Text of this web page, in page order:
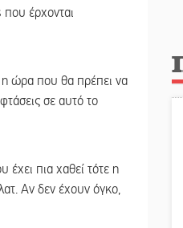
έρχονται
η ώρα που θα πρέπει να
σε αυτό το
πια χαθεί τότε η
Αν δεν έχουν όγκο,